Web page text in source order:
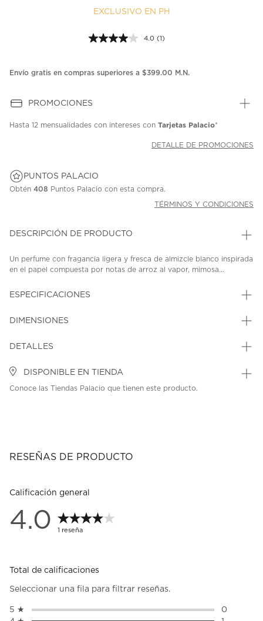
EXCLUSIVO EN PH
4.0 Lea
Enlace
(1)
Envío gratis en compras superiores a $399.00 M.N.
PROMOCIONES
Hasta 12 mensualidades con intereses con Tarjetas Palacio*
DETALLE DE PROMOCIONES
PUNTOS PALACIO
Obtén 408 Puntos Palacio con esta compra.
TÉRMINOS Y CONDICIONES
DESCRIPCIÓN DE PRODUCTO
Un perfume con fragancia ligera y fresca de almizcle blanco inspirada
en el papel compuesta por notas de arroz al vapor, mimosa...
ESPECIFICACIONES
DIMENSIONES
DETALLES
DISPONIBLE EN TIENDA
Conoce las Tiendas Palacio que tienen este producto.
RESEÑAS DE PRODUCTO
Total de calificaciones
Seleccionar una fila para filtrar reseñas.
5 ★ estrellas
0
Calificación general
4.0 1 reseña